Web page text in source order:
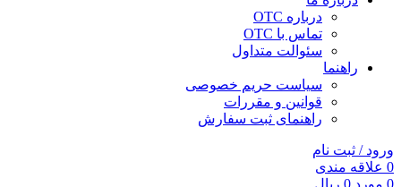
درباره OTC
تماس با OTC
سئوالت متداول
راهنما
سیاست حریم خصوصی
قوانین و مقررات
راهنمای ثبت سفارش
ورود / ثبت نام
0 علاقه مندی